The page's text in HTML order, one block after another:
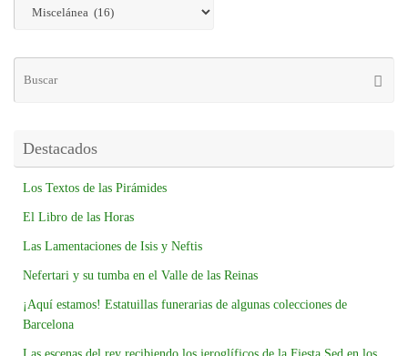
Destacados
Los Textos de las Pirámides
El Libro de las Horas
Las Lamentaciones de Isis y Neftis
Nefertari y su tumba en el Valle de las Reinas
¡Aquí estamos! Estatuillas funerarias de algunas colecciones de
Barcelona